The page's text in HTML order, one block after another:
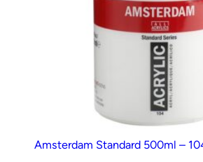
Amsterdam Standard 500ml –